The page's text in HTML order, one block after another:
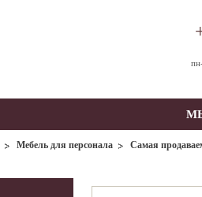
Мебель для персонала Самая